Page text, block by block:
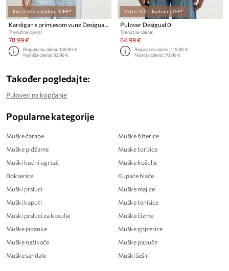
Extra -5% s kodom: OFF*
Kardigan s primjesom vune Desigual MIDSTRIPES
Trenutna cijena:
78,99 €
Regularna cijena:138,90 €
Najniža cijena:82,99 €
Extra -5% s kodom: OFF*
Pulover Desigual 0
Trenutna cijena:
64,99 €
Regularna cijena:119,90 €
Najniža cijena:70,99 €
Također pogledajte:
Puloveri na kopčanje
Popularne kategorije
Muške čarape
Muške pidžame
Muški kućni ogrtač
Bokserice
Muški prsluci
Muški kaputi
Muski prsluci za kosulje
Muške japanke
Muške natikače
Muške sandale
Muške šilterice
Muske torbice
Muške košulje
Kupaće hlače
Muške majice
Muške tenisice
Muške čizme
Muške gojzerice
Muške papuče
Muški šeširi